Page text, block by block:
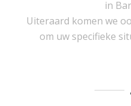
in
Uiteraard komen we
om uw specifieke